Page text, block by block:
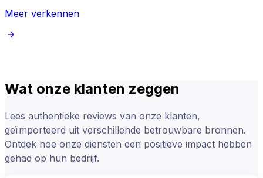
Meer verkennen
Wat onze klanten zeggen
Lees authentieke reviews van onze klanten,
geïmporteerd uit verschillende betrouwbare bronnen.
Ontdek hoe onze diensten een positieve impact hebben
gehad op hun bedrijf.